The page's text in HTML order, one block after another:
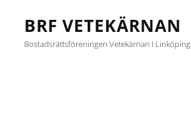
BRF VETEKÄRNAN
Bostadsrättsföreningen Vetekärnan I Linköping